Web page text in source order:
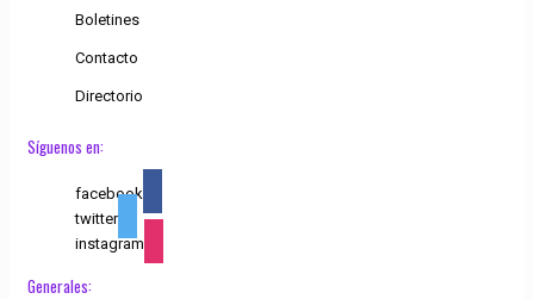
Boletines
Contacto
Directorio
Síguenos en:
facebook
twitter
instagram
Generales: